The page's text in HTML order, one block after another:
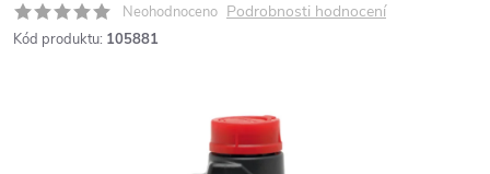
Neohodnoceno Podrobnosti hodnocení
Kód produktu: 105881